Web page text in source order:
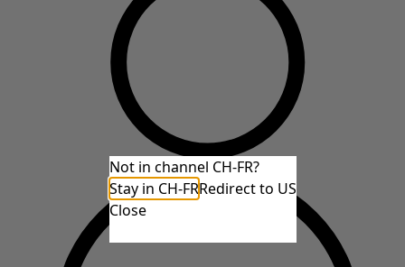
Not in channel CH-FR?
Stay in CH-FRRedirect to US
Close